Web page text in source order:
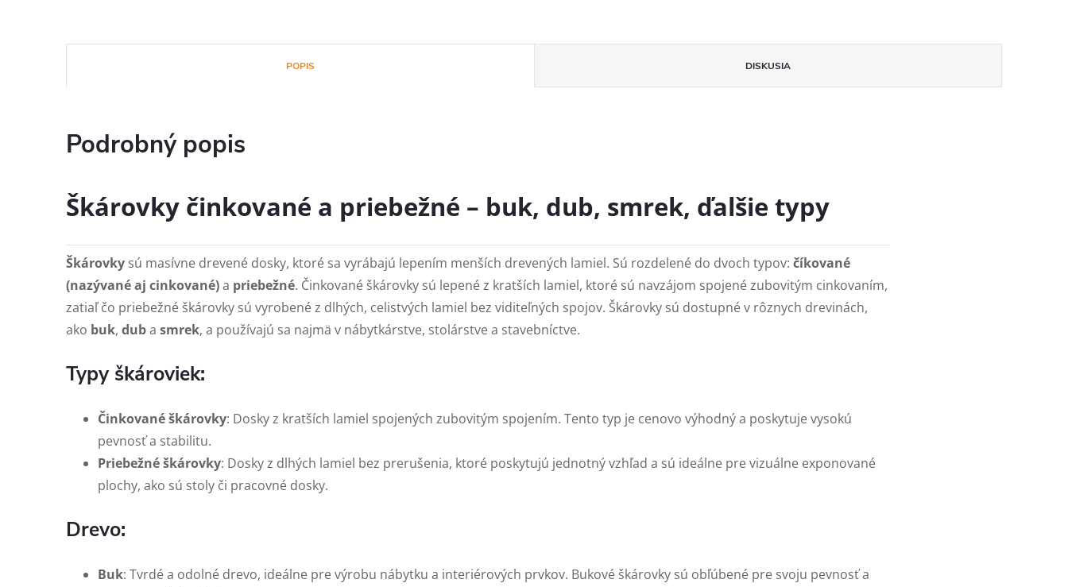
POPIS DISKUSIA
Podrobný popis
Škárovky činkované a priebežné – buk, dub, smrek, ďalšie typy
Škárovky sú masívne drevené dosky, ktoré sa vyrábajú lepením menších drevených lamiel. Sú rozdelené do dvoch typov: číkované
(nazývané aj cinkované)a priebežné. Činkované škárovky sú lepené z kratších lamiel, ktoré sú navzájom spojené zubovitým cinkovaním,
zatiaľ čo priebežné škárovky sú vyrobené z dlhých, celistvých lamiel bez viditeľných spojov. Škárovky sú dostupné v rôznych drevinách,
ako buk, duba smrek, a používajú sa najmä v nábytkárstve, stolárstve a stavebníctve.
Typy škároviek:
Činkované škárovky: Dosky z kratších lamiel spojených zubovitým spojením. Tento typ je cenovo výhodný a poskytuje vysokú
pevnosť a stabilitu.
Priebežné škárovky: Dosky z dlhých lamiel bez prerušenia, ktoré poskytujú jednotný vzhľad a sú ideálne pre vizuálne exponované
plochy, ako sú stoly či pracovné dosky.
Drevo:
Buk: Tvrdé a odolné drevo, ideálne pre výrobu nábytku a interiérových prvkov. Bukové škárovky sú obľúbené pre svoju pevnosť a